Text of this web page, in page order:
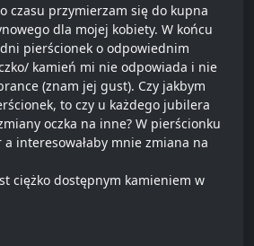
czasu przymierzam się do kupna
dla mojej kobiety. W końcu
pierścionek o odpowiednim
kamień mi nie odpowiada i nie
(znam jej gust). Czy jakbym
to czy u każdego jubilera
oczka na inne? W pierścionku
interesowałaby mnie zmiana na
ciężko dostępnym kamieniem w